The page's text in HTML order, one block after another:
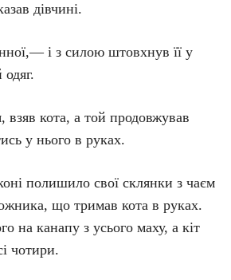
дівчині.
і з силою штовхнув її у
взяв кота, а той продовжував
у нього в руках.
полишило свої склянки з чаєм
що тримав кота в руках.
на канапу з усього маху, а кіт
чотири.